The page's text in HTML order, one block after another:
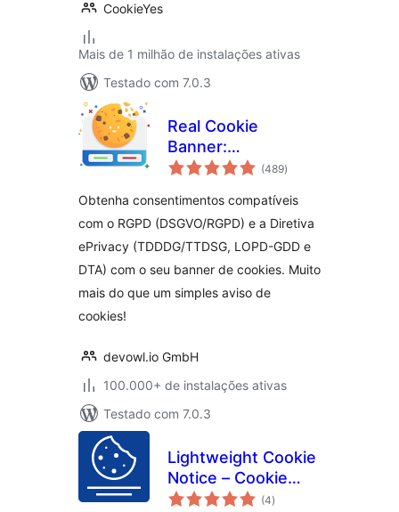
CookieYes
Mais de 1 milhão de instalações ativas
Testado com 7.0.3
Real Cookie
Banner:
Consentimento de
RGPD & Diretiva
ePrivacy
(489total
de
)
Obtenha consentimentos compatíveis
com o RGPD (DSGVO/RGPD) e a Diretiva
ePrivacy (TDDDG/TTDSG, LOPD-GDD e
DTA) com o seu banner de cookies. Muito
mais do que um simples aviso de
cookies!
devowl.io GmbH
100.000+ de instalações ativas
Testado com 7.0.3
Lightweight Cookie
Notice – Cookie
Banner for Cookie
(4total
de
)